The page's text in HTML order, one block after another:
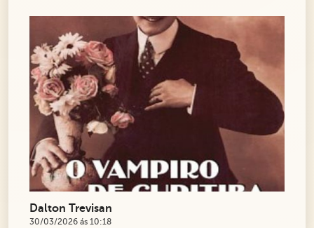
Dalton Trevisan
30/03/2026 ás 10:18